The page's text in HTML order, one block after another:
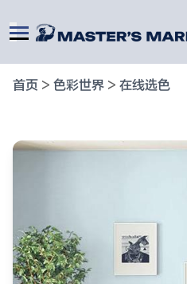
首页 > 色彩世界 > 在线选色